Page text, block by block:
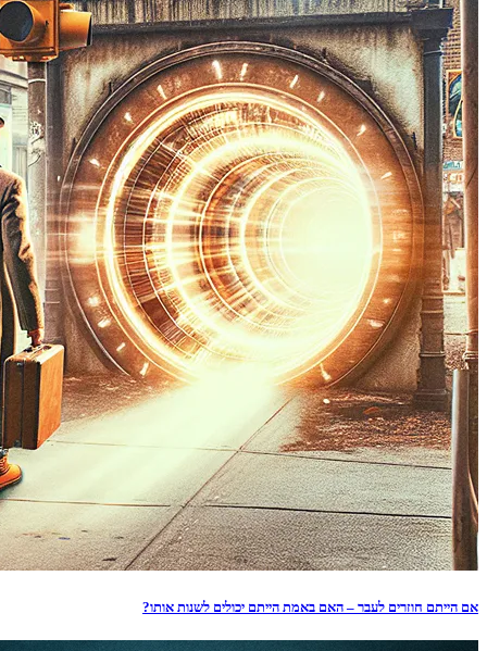
אם הייתם חוזרים לעבר – האם באמת הייתם יכולים לשנות אותו?